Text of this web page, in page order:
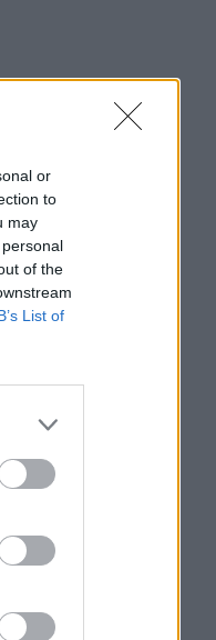
or
to
may
of the
List of
Ευρώπη